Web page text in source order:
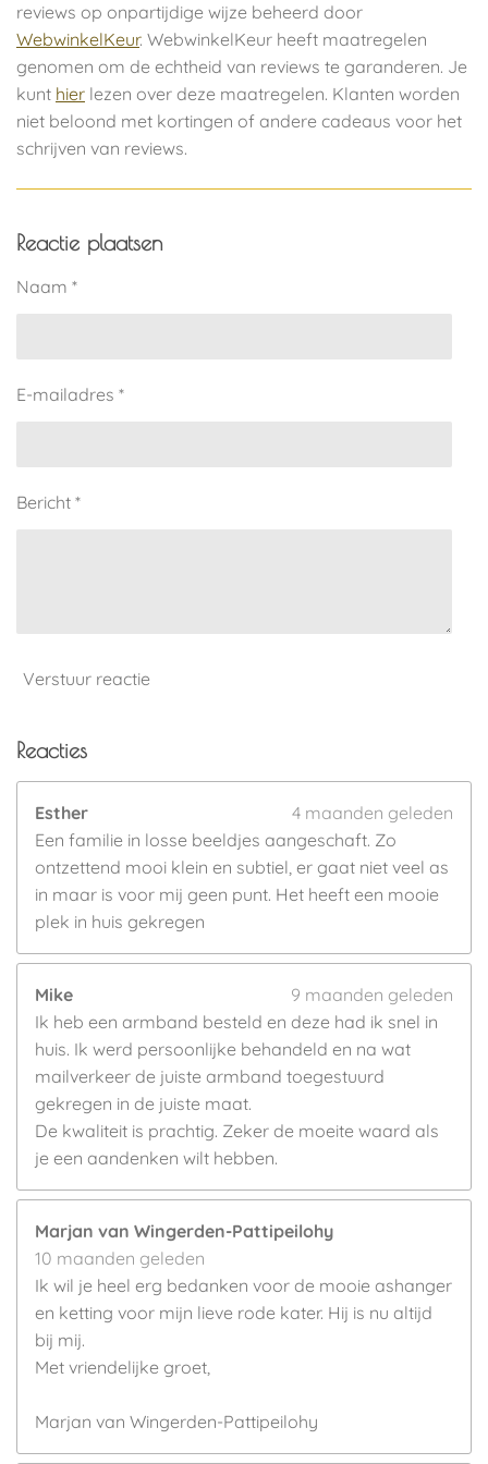
reviews op onpartijdige wijze beheerd door
WebwinkelKeur. WebwinkelKeur heeft maatregelen
genomen om de echtheid van reviews te garanderen. Je
kunt hier lezen over deze maatregelen. Klanten worden
niet beloond met kortingen of andere cadeaus voor het
schrijven van reviews.
Reactie plaatsen
Naam *
E-mailadres *
Bericht *
Verstuur reactie
Reacties
Esther
4 maanden geleden
Een familie in losse beeldjes aangeschaft. Zo
ontzettend mooi klein en subtiel, er gaat niet veel as
in maar is voor mij geen punt. Het heeft een mooie
plek in huis gekregen
Mike
9 maanden geleden
Ik heb een armband besteld en deze had ik snel in
huis. Ik werd persoonlijke behandeld en na wat
mailverkeer de juiste armband toegestuurd
gekregen in de juiste maat.
De kwaliteit is prachtig. Zeker de moeite waard als
je een aandenken wilt hebben.
Marjan van Wingerden-Pattipeilohy
10 maanden geleden
Ik wil je heel erg bedanken voor de mooie ashanger
en ketting voor mijn lieve rode kater. Hij is nu altijd
bij mij.
Met vriendelijke groet,
Marjan van Wingerden-Pattipeilohy